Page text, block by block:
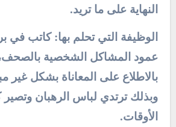
النهاية على ما تريد.
الوظيفة التي تحلم بها: كاتب في
عمود المشاكل الشخصية
بالاطلاع على المعاناة بشكل غير
وبذلك ترتدي لباس الرهبان وتصير
الأوقات.